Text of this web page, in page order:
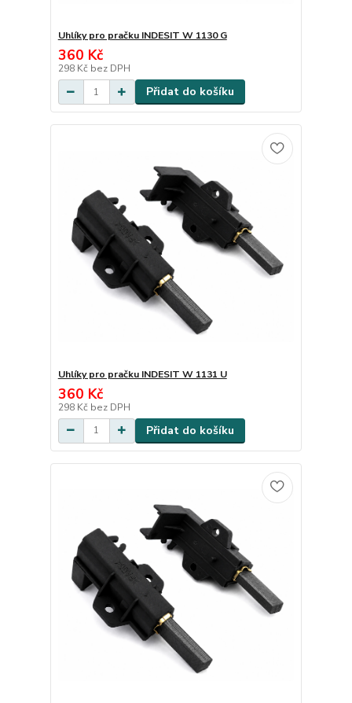
Uhlíky pro pračku INDESIT W 1130 G
360 Kč
298 Kč bez DPH
Přidat do košíku
Uhlíky pro pračku INDESIT W 1131 U
360 Kč
298 Kč bez DPH
Přidat do košíku